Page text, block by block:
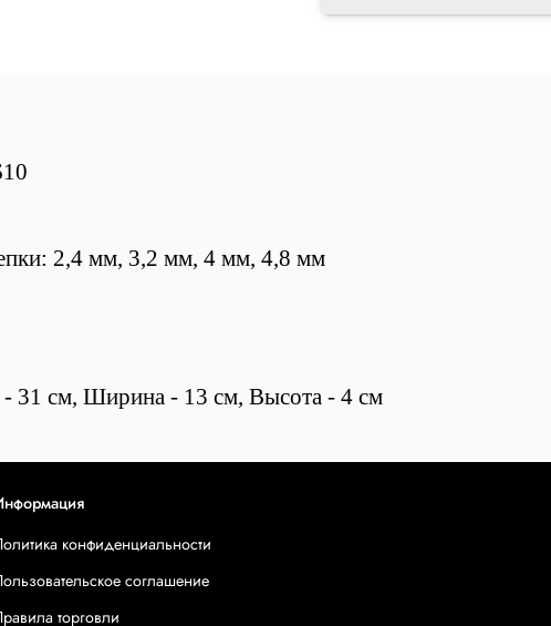
2,4 мм, 3,2 мм, 4 мм, 4,8 мм
- 31 см, Ширина - 13 см, Высота - 4 см
конфиденциальности
соглашение
торговли